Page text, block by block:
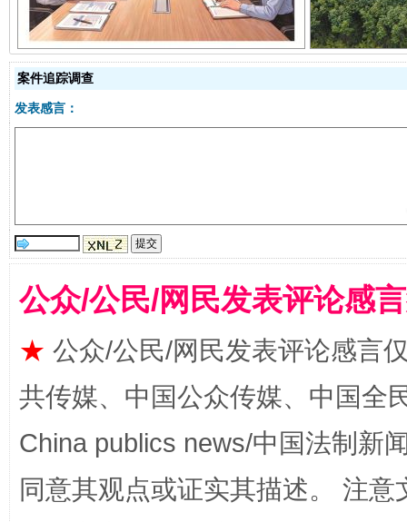
案件追踪调查
发表感言：
公众/公民/网民发表评论感
★ 公众/公民/网民发表评论感言
共传媒、中国公众传媒、中国全
China publics news/中国法制新
同意其观点或证实其描述。 注